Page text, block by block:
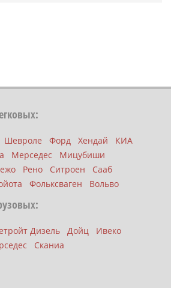
Шевроле Форд Хендай
КИА
Мерседес
Мицубиши
Рено Ситроен
Сааб
Фольксваген Вольво
Дизель Дойц
Ивеко
Сканиа